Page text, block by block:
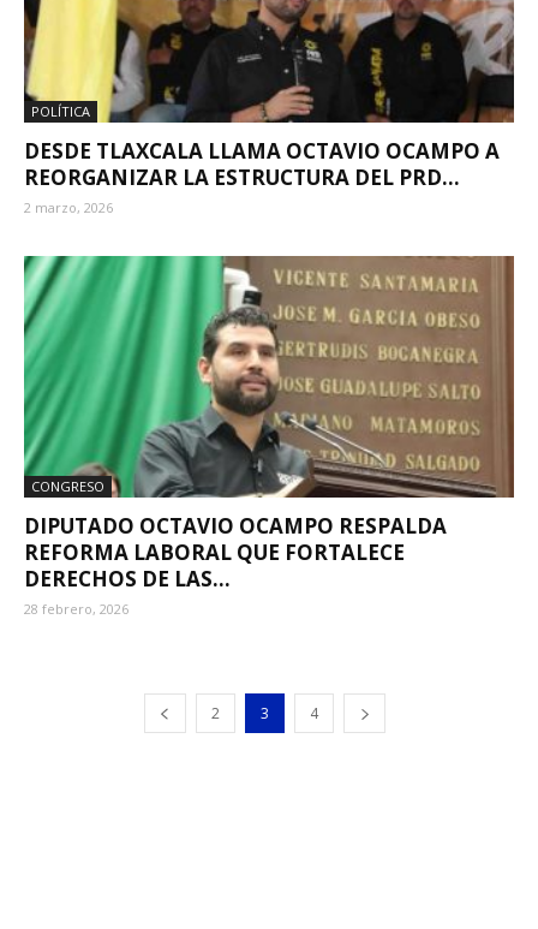
POLÍTICA
DESDE TLAXCALA LLAMA OCTAVIO OCAMPO A
REORGANIZAR LA ESTRUCTURA DEL PRD...
2 marzo, 2026
CONGRESO
DIPUTADO OCTAVIO OCAMPO RESPALDA
REFORMA LABORAL QUE FORTALECE
DERECHOS DE LAS...
28 febrero, 2026
2 3 4